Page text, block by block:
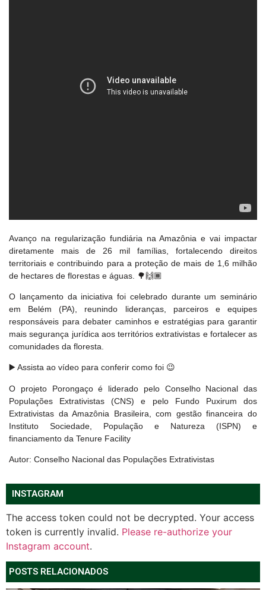
Avanço na regularização fundiária na Amazônia e vai impactar
diretamente mais de 26 mil famílias, fortalecendo direitos
territoriais e contribuindo para a proteção de mais de 1,6 milhão
de hectares de florestas e águas. 🌳🙌🏾
O lançamento da iniciativa foi celebrado durante um seminário
em Belém (PA), reunindo lideranças, parceiros e equipes
responsáveis para debater caminhos e estratégias para garantir
mais segurança jurídica aos territórios extrativistas e fortalecer as
comunidades da floresta.
▶️ Assista ao vídeo para conferir como foi 😉
O projeto Porongaço é liderado pelo Conselho Nacional das
Populações Extrativistas (CNS) e pelo Fundo Puxirum dos
Extrativistas da Amazônia Brasileira, com gestão financeira do
Instituto Sociedade, População e Natureza (ISPN) e
financiamento da Tenure Facility
Autor: Conselho Nacional das Populações Extrativistas
INSTAGRAM
The access token could not be decrypted. Your access
token is currently invalid. Please re-authorize your
Instagram account.
POSTS RELACIONADOS